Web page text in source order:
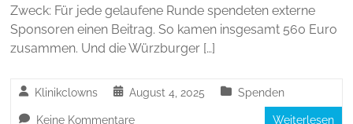
Zweck: Für jede gelaufene Runde spendeten externe
Sponsoren einen Beitrag. So kamen insgesamt 560 Euro
zusammen. Und die Würzburger […]
Klinikclowns August 4, 2025 Spenden
Keine Kommentare Weiterlesen